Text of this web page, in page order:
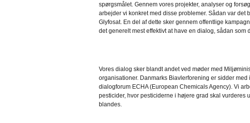
spørgsmålet. Gennem vores projekter, analyser og
arbejder vi konkret med disse problemer. Sådan var
Glyfosat. En del af dette sker gennem offentlige
det generelt mest effektivt at have en dialog, sådan
Vores dialog sker blandt andet ved møder med
organisationer. Danmarks Biavlerforening er sidder med
dialogforum ECHA (European Chemicals Agency). Vi
pesticider, hvor pesticiderne i højere grad skal vurderes
blandes.